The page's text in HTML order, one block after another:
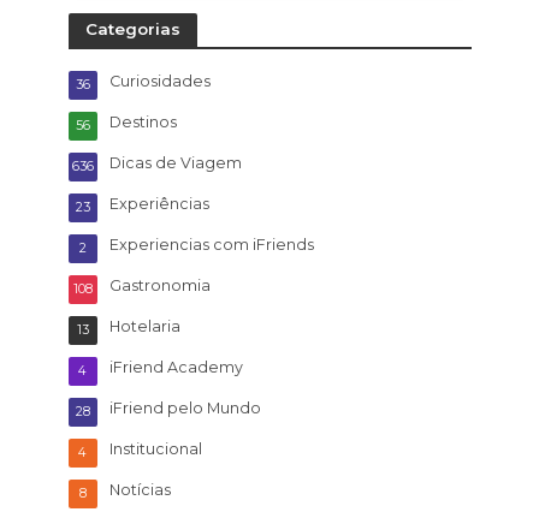
Categorias
Curiosidades
36
Destinos
56
Dicas de Viagem
636
Experiências
23
Experiencias com iFriends
2
Gastronomia
108
Hotelaria
13
iFriend Academy
4
iFriend pelo Mundo
28
Institucional
4
Notícias
8